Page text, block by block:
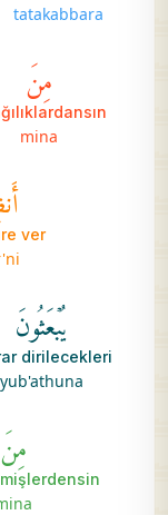
tatakabbara
مِنَ
mina
ver
يُبۡعَثُونَ
dirilecekleri
yub'athuna
مِنَ